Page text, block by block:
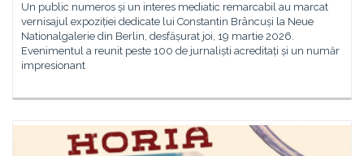
Un public numeros și un interes mediatic remarcabil au marcat
vernisajul expoziției dedicate lui Constantin Brâncuși la Neue
Nationalgalerie din Berlin, desfășurat joi, 19 martie 2026.
Evenimentul a reunit peste 100 de jurnaliști acreditați și un număr
impresionant